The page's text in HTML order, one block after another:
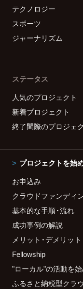
テクノロジー
スポーツ
ジャーナリズム
ステータス
人気のプロジェクト
新着プロジェクト
終了間際のプロジェ
プロジェクトを始
お申込み
クラウドファンディ
基本的な手順・流れ
成功事例の解説
メリット・デメリット
Fellowship
"ローカル"の活動を
ふるさと納税型クラ